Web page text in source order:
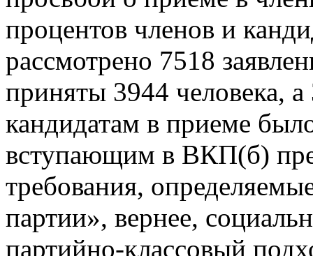
процентов членов и
рассмотрено 7518
приняты 3944 человека,
кандидатам в приеме
вступающим в ВКП(б)
требования,
партии», вернее,
партийно-классовый